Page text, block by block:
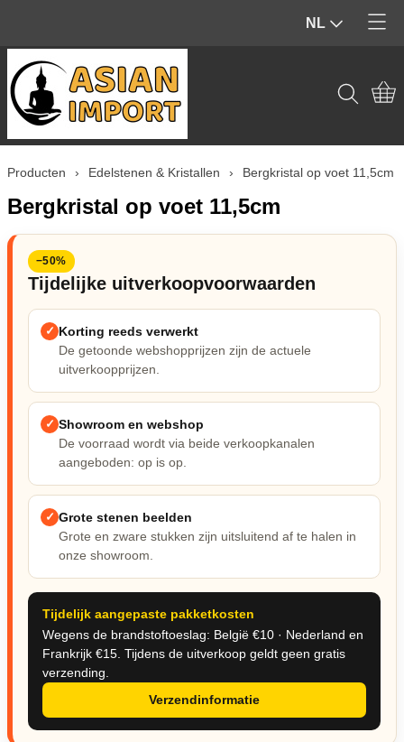
NL
Producten
Beelden & Sculpturen (Binnen)
Wierook & geur
Hout & Home Deco
Spiritueel & Ritueel
Nieuw & verwacht
Veilingen / Opbod
Mijn account
Producten › Edelstenen & Kristallen › Bergkristal op voet 11,5cm
Bergkristal op voet 11,5cm
−50%
Tijdelijke uitverkoopvoorwaarden
✓ Korting reeds verwerkt
De getoonde webshopprijzen zijn de actuele
uitverkoopprijzen.
✓ Showroom en webshop
De voorraad wordt via beide verkoopkanalen
aangeboden: op is op.
✓ Grote stenen beelden
Grote en zware stukken zijn uitsluitend af te halen in
onze showroom.
Tijdelijk aangepaste pakketkosten
Wegens de brandstoftoeslag: België €10 · Nederland en
Frankrijk €15. Tijdens de uitverkoop geldt geen gratis
verzending.
Verzendinformatie